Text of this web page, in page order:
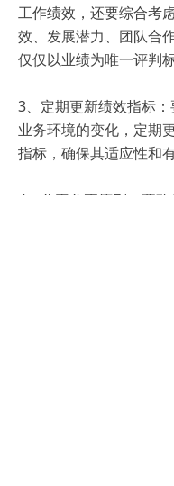
工作绩效，还要综合考
效、发展潜力、团队合
仅仅以业绩为唯一评判标
3、定期更新绩效指标
业务环境的变化，定期
指标，确保其适应性和有
4、公平公正原则：要确